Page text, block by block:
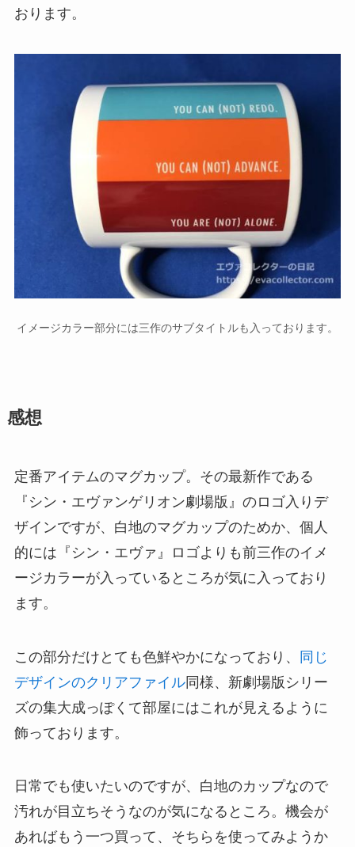
おります。
イメージカラー部分には三作のサブタイトルも入っております。
感想
定番アイテムのマグカップ。その最新作である
『シン・エヴァンゲリオン劇場版』のロゴ入りデ
ザインですが、白地のマグカップのためか、個人
的には『シン・エヴァ』ロゴよりも前三作のイメ
ージカラーが入っているところが気に入っており
ます。
この部分だけとても色鮮やかになっており、
同じ
デザインのクリアファイル同様、新劇場版シリー
ズの集大成っぽくて部屋にはこれが見えるように
飾っております。
日常でも使いたいのですが、白地のカップなので
汚れが目立ちそうなのが気になるところ。機会が
あればもう一つ買って、そちらを使ってみようか